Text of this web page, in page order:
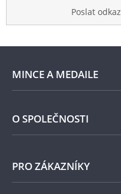
Poslat odkaz
MINCE A MEDAILE
E-shop
Stříbro
O SPOLEČNOSTI
Národní Pokladnice
PRO ZÁKAZNÍKY